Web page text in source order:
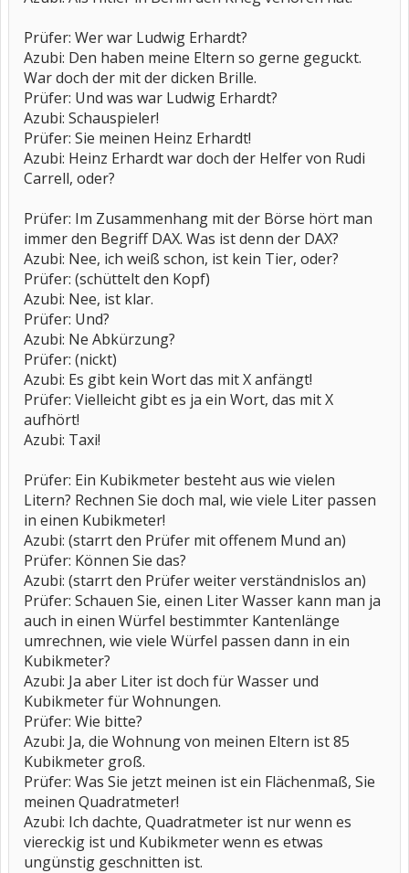
Prüfer: Wer war Ludwig Erhardt?
Azubi: Den haben meine Eltern so gerne geguckt.
War doch der mit der dicken Brille.
Prüfer: Und was war Ludwig Erhardt?
Azubi: Schauspieler!
Prüfer: Sie meinen Heinz Erhardt!
Azubi: Heinz Erhardt war doch der Helfer von Rudi
Carrell, oder?
Prüfer: Im Zusammenhang mit der Börse hört man
immer den Begriff DAX. Was ist denn der DAX?
Azubi: Nee, ich weiß schon, ist kein Tier, oder?
Prüfer: (schüttelt den Kopf)
Azubi: Nee, ist klar.
Prüfer: Und?
Azubi: Ne Abkürzung?
Prüfer: (nickt)
Azubi: Es gibt kein Wort das mit X anfängt!
Prüfer: Vielleicht gibt es ja ein Wort, das mit X
aufhört!
Azubi: Taxi!
Prüfer: Ein Kubikmeter besteht aus wie vielen
Litern? Rechnen Sie doch mal, wie viele Liter passen
in einen Kubikmeter!
Azubi: (starrt den Prüfer mit offenem Mund an)
Prüfer: Können Sie das?
Azubi: (starrt den Prüfer weiter verständnislos an)
Prüfer: Schauen Sie, einen Liter Wasser kann man ja
auch in einen Würfel bestimmter Kantenlänge
umrechnen, wie viele Würfel passen dann in ein
Kubikmeter?
Azubi: Ja aber Liter ist doch für Wasser und
Kubikmeter für Wohnungen.
Prüfer: Wie bitte?
Azubi: Ja, die Wohnung von meinen Eltern ist 85
Kubikmeter groß.
Prüfer: Was Sie jetzt meinen ist ein Flächenmaß, Sie
meinen Quadratmeter!
Azubi: Ich dachte, Quadratmeter ist nur wenn es
viereckig ist und Kubikmeter wenn es etwas
ungünstig geschnitten ist.